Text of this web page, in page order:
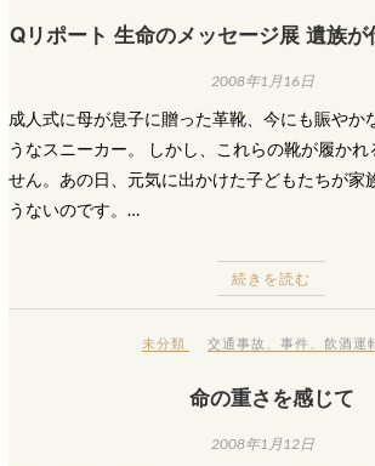
Qリポート 生命のメッセージ展 遺族
2008年1月16日
成人式に母が息子に贈った革靴、今にも賑やか
うなスニーカー。 しかし、これらの靴が履かれ
せん。あの日、元気に出かけた子どもたちが家
うないのです。…
続きを読む
未分類 交通事故 、事件 、飲酒運
命の重さを感じて
2008年1月12日